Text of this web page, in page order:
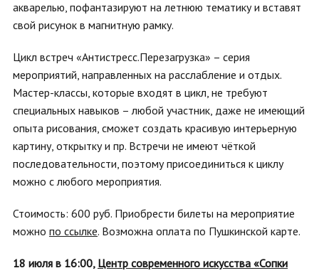
акварелью, пофантазируют на летнюю тематику и вставят
свой рисунок в магнитную рамку.
Цикл встреч «Антистресс.Перезагрузка» – серия
мероприятий, направленных на расслабление и отдых.
Мастер-классы, которые входят в цикл, не требуют
специальных навыков – любой участник, даже не имеющий
опыта рисования, сможет создать красивую интерьерную
картину, открытку и пр. Встречи не имеют чёткой
последовательности, поэтому присоединиться к циклу
можно с любого мероприятия.
Стоимость: 600 руб. Приобрести билеты на мероприятие
можно по ссылке. Возможна оплата по Пушкинской карте.
18 июля в 16:00, Центр современного искусства «Сопки